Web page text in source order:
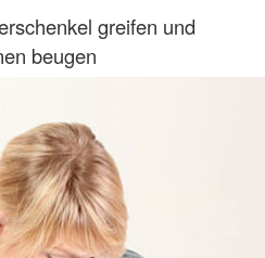
greifen und
beugen